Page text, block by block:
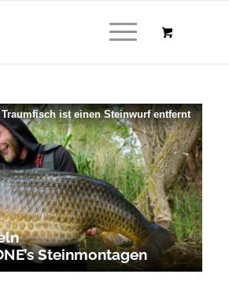
Steinmontagen
ist einen Steinwurf entfernt